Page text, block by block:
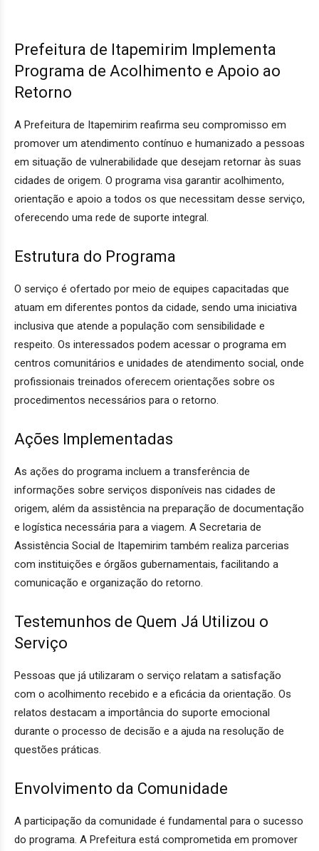
Prefeitura de Itapemirim Implementa
Programa de Acolhimento e Apoio ao
Retorno
A Prefeitura de Itapemirim reafirma seu compromisso em
promover um atendimento contínuo e humanizado a pessoas
em situação de vulnerabilidade que desejam retornar às suas
cidades de origem. O programa visa garantir acolhimento,
orientação e apoio a todos os que necessitam desse serviço,
oferecendo uma rede de suporte integral.
Estrutura do Programa
O serviço é ofertado por meio de equipes capacitadas que
atuam em diferentes pontos da cidade, sendo uma iniciativa
inclusiva que atende a população com sensibilidade e
respeito. Os interessados podem acessar o programa em
centros comunitários e unidades de atendimento social, onde
profissionais treinados oferecem orientações sobre os
procedimentos necessários para o retorno.
Ações Implementadas
As ações do programa incluem a transferência de
informações sobre serviços disponíveis nas cidades de
origem, além da assistência na preparação de documentação
e logística necessária para a viagem. A Secretaria de
Assistência Social de Itapemirim também realiza parcerias
com instituições e órgãos gubernamentais, facilitando a
comunicação e organização do retorno.
Testemunhos de Quem Já Utilizou o
Serviço
Pessoas que já utilizaram o serviço relatam a satisfação
com o acolhimento recebido e a eficácia da orientação. Os
relatos destacam a importância do suporte emocional
durante o processo de decisão e a ajuda na resolução de
questões práticas.
Envolvimento da Comunidade
A participação da comunidade é fundamental para o sucesso
do programa. A Prefeitura está comprometida em promover